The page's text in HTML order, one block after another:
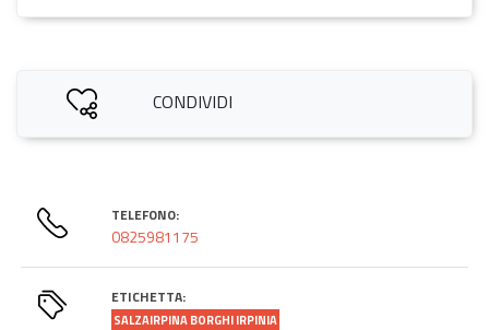
CONDIVIDI
TELEFONO:
0825981175
ETICHETTA:
SALZAIRPINA BORGHI IRPINIA